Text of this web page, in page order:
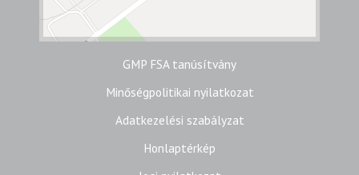
GMP FSA tanúsítvány
Minőségpolitikai nyilatkozat
Adatkezelési szabályzat
Honlaptérkép